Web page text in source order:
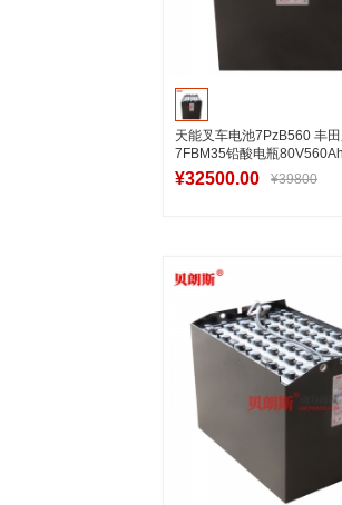
天能叉车电池7PzB560 丰
7FBM35铅酸电瓶80V560Ah
¥32500.00 ¥39800